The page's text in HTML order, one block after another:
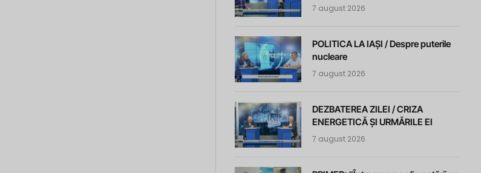
7 august 2026
POLITICA LA IAȘI / Despre puterile
nucleare
7 august 2026
DEZBATEREA ZILEI / CRIZA
ENERGETICĂ ȘI URMĂRILE EI
7 august 2026